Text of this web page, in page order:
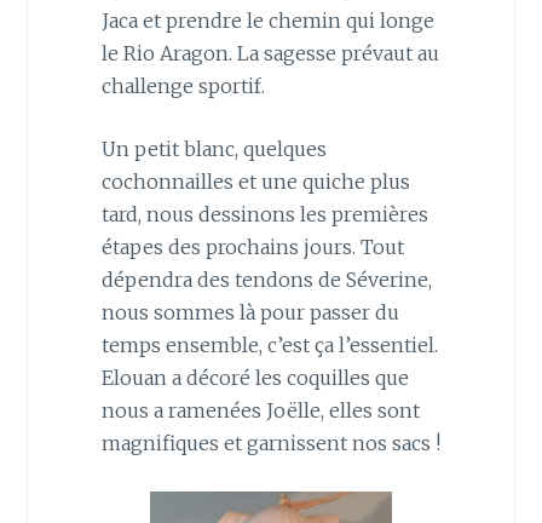
Jaca et prendre le chemin qui longe
le Rio Aragon. La sagesse prévaut au
challenge sportif.
Un petit blanc, quelques
cochonnailles et une quiche plus
tard, nous dessinons les premières
étapes des prochains jours. Tout
dépendra des tendons de Séverine,
nous sommes là pour passer du
temps ensemble, c’est ça l’essentiel.
Elouan a décoré les coquilles que
nous a ramenées Joëlle, elles sont
magnifiques et garnissent nos sacs !